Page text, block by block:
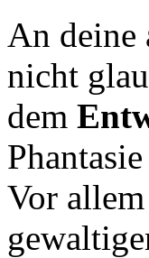
An deine
nicht
dem
Vor allem